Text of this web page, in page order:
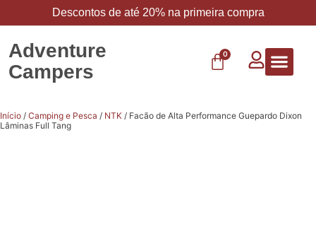
Descontos de até 20% na primeira compra
Adventure
Campers
0
Início / Camping e Pesca / NTK / Facão de Alta Performance Guepardo Dixon
Lâminas Full Tang